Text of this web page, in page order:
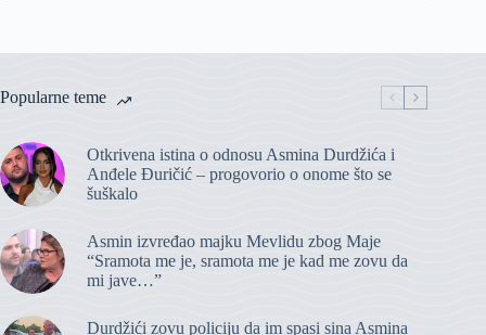
Popularne teme
Otkrivena istina o odnosu Asmina Durdžića i
Anđele Đuričić – progovorio o onome što se
šuškalo
Asmin izvređao majku Mevlidu zbog Maje
“Sramota me je, sramota me je kad me zovu da
mi jave…”
Durdžići zovu policiju da im spasi sina Asmina